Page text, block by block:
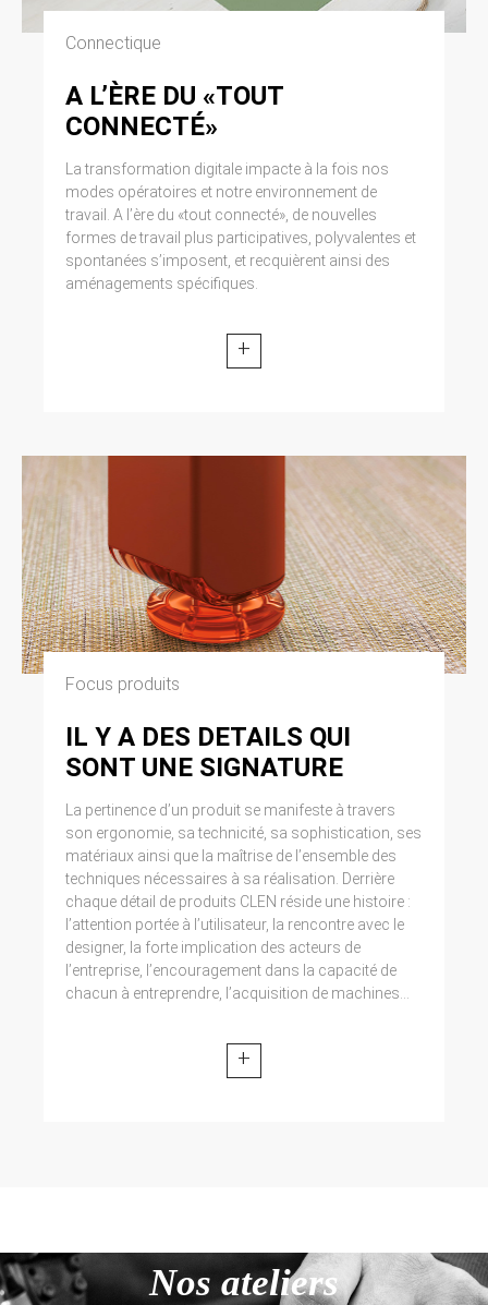
Connectique
A L’ÈRE DU «TOUT
CONNECTÉ»
La transformation digitale impacte à la fois nos
modes opératoires et notre environnement de
travail. A l’ère du «tout connecté», de nouvelles
formes de travail plus participatives, polyvalentes et
spontanées s’imposent, et recquièrent ainsi des
aménagements spécifiques.
+
Focus produits
IL Y A DES DETAILS QUI
SONT UNE SIGNATURE
La pertinence d’un produit se manifeste à travers
son ergonomie, sa technicité, sa sophistication, ses
matériaux ainsi que la maîtrise de l’ensemble des
techniques nécessaires à sa réalisation. Derrière
chaque détail de produits CLEN réside une histoire :
l’attention portée à l’utilisateur, la rencontre avec le
designer, la forte implication des acteurs de
l’entreprise, l’encouragement dans la capacité de
chacun à entreprendre, l’acquisition de machines...
+
Nos ateliers